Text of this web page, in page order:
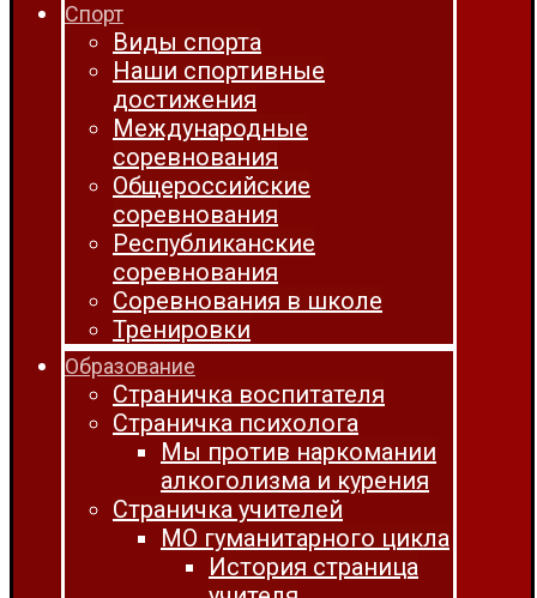
Спорт
Виды спорта
Наши спортивные
достижения
Международные
соревнования
Общероссийские
соревнования
Республиканские
соревнования
Соревнования в школе
Тренировки
Образование
Страничка воспитателя
Страничка психолога
Мы против наркомании
алкоголизма и курения
Страничка учителей
МО гуманитарного цикла
История страница